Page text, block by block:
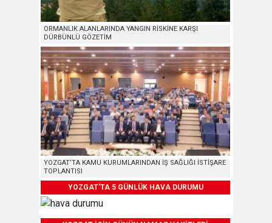
ORMANLIK ALANLARINDA YANGIN RİSKİNE KARŞI
DÜRBÜNLÜ GÖZETİM
YOZGAT’TA KAMU KURUMLARINDAN İŞ SAĞLIĞI İSTİŞARE
TOPLANTISI
YOZGAT'TA 5 GÜNLÜK HAVA DURUMU